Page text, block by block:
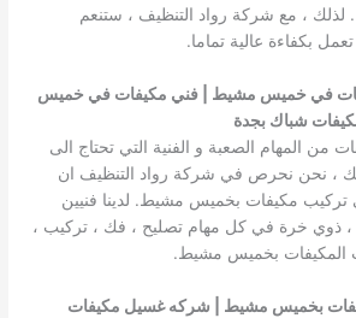
، مع شركة رواد التنظيف ، ستنعم
بكفاءة عالية تماما.
في خميس مشيط | فني مكيفات في خميس
شباك بجدة
من المهام الصعبة و الفنية التي تحتاج الى
، نحن نحرص في شركة رواد التنظيف ان
تركيب مكيفات بخميس مشيط. لدينا فنيين
، ذوي خرة في كل مهام تصليح ، فك ، تركيب ،
المكيفات بخميس مشيط.
بخميس مشيط | شركه غسيل مكيفات